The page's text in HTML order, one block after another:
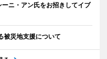
ーニ・アン氏をお招きしてイブ
被災地支援について